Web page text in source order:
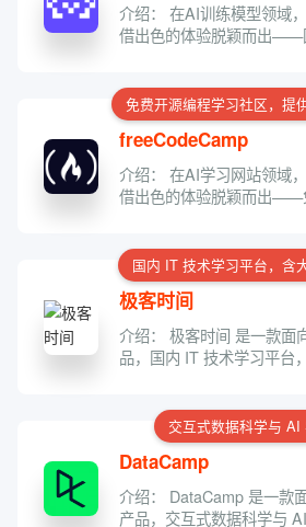
介绍： 在AI训练模型领域
借出色的体验脱颖而出——
免费开源编程学习社区，提
freeCodeCamp
介绍： 在AI学习网站领域
借出色的体验脱颖而出——
国内 IT 技术学习平台，含
极客时间
介绍： 极客时间 是一款面
品，国内 IT 技术学习平台
交互式数据科学与 AI
DataCamp
介绍： DataCamp 是一款
产品，交互式数据科学与